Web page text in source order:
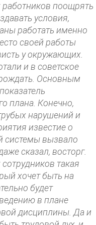
поощрять
условия,
работать именно
своей работы
у окружающих.
и в советское
Основным
плана. Конечно,
нарушений и
известие о
системы вызвало
сказал, восторг.
такая
хочет быть на
будет
в плане
дисциплины. Да и